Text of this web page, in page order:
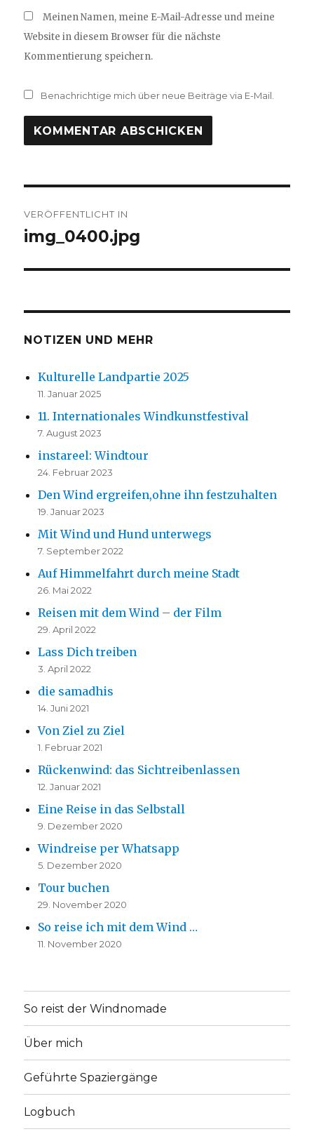
Meinen Namen, meine E-Mail-Adresse und meine
Website in diesem Browser für die nächste
Kommentierung speichern.
Benachrichtige mich über neue Beiträge via E-Mail.
Navigation
VERÖFFENTLICHT IN
img_0400.jpg
NOTIZEN UND MEHR
Kulturelle Landpartie 2025
11. Januar 2025
11. Internationales Windkunstfestival
7. August 2023
instareel: Windtour
24. Februar 2023
Den Wind ergreifen,ohne ihn festzuhalten
19. Januar 2023
Mit Wind und Hund unterwegs
7. September 2022
Auf Himmelfahrt durch meine Stadt
26. Mai 2022
Reisen mit dem Wind – der Film
29. April 2022
Lass Dich treiben
3. April 2022
die samadhis
14. Juni 2021
Von Ziel zu Ziel
1. Februar 2021
Rückenwind: das Sichtreibenlassen
12. Januar 2021
Eine Reise in das Selbstall
9. Dezember 2020
Windreise per Whatsapp
5. Dezember 2020
Tour buchen
29. November 2020
So reise ich mit dem Wind …
11. November 2020
So reist der Windnomade
Über mich
Geführte Spaziergänge
Logbuch